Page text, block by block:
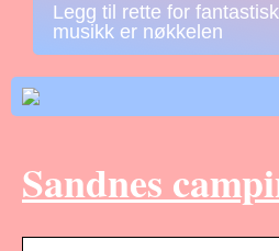
Legg til rette for
musikk er nøkkelen
Sandnes